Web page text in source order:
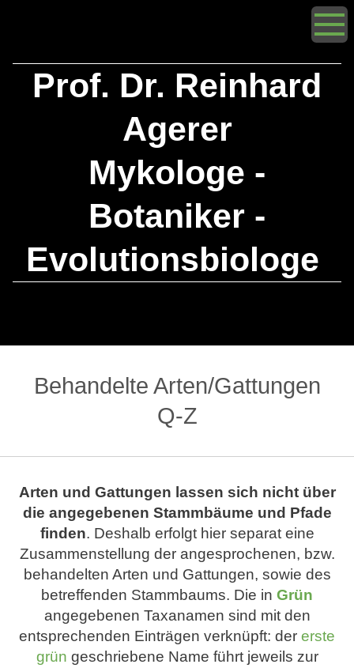
Prof. Dr. Reinhard
Agerer
Mykologe -
Botaniker -
Evolutionsbiologe
Behandelte Arten/Gattungen
Q-Z
Arten und Gattungen lassen sich nicht über
die angegebenen Stammbäume und Pfade
finden. Deshalb erfolgt hier separat eine
Zusammenstellung der angesprochenen, bzw.
behandelten Arten und Gattungen, sowie des
betreffenden Stammbaums. Die in Grün
angegebenen Taxanamen sind mit den
entsprechenden Einträgen verknüpft: der erste
grün geschriebene Name führt jeweils zur